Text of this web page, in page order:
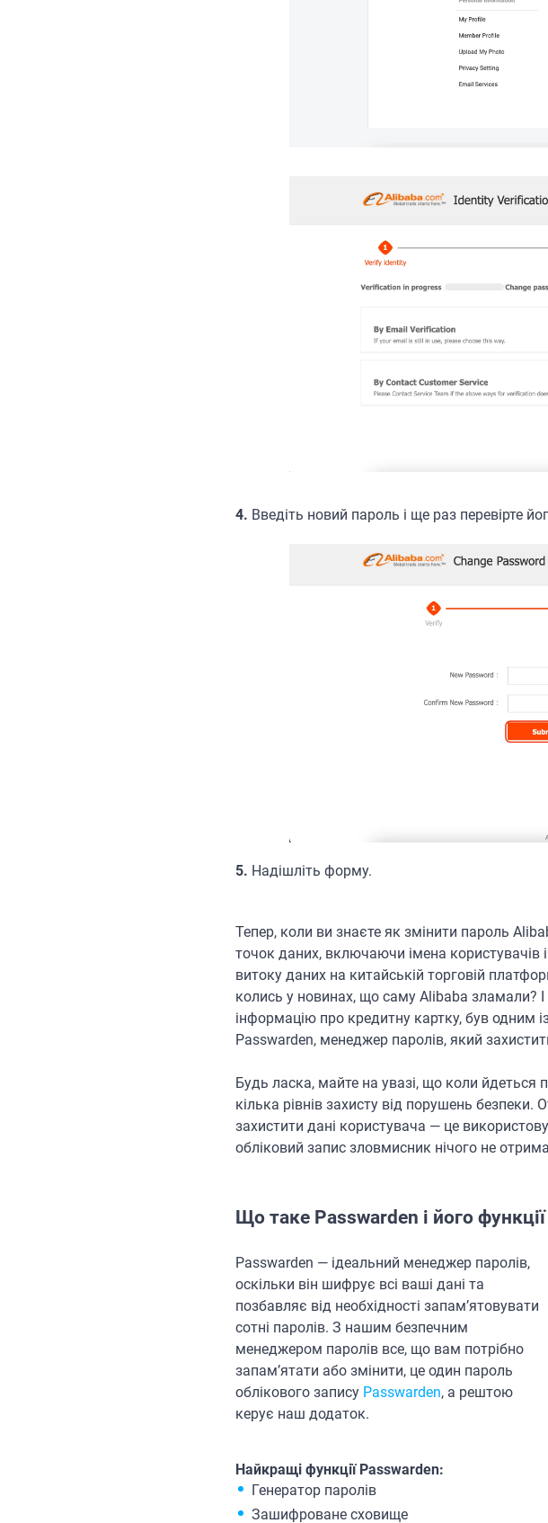
4. Введіть новий пароль і ще раз перевірте
5. Надішліть форму.
Тепер, коли ви знаєте як змінити пароль
точок даних, включаючи імена користувачів
витоку даних на китайській торговій
колись у новинах, що саму Alibaba зламали?
інформацію про кредитну картку, був одним
Passwarden, менеджер паролів, який
Будь ласка, майте на увазі, що коли йдеться
кілька рівнів захисту від порушень
захистити дані користувача — це
обліковий запис зловмисник нічого не
Що таке Passwarden і його функції
Passwarden — ідеальний менеджер паролів,
оскільки він шифрує всі ваші дані та
позбавляє від необхідності запам’ятовувати
сотні паролів. З нашим безпечним
менеджером паролів все, що вам потрібно
запам’ятати або змінити, це один пароль
облікового запису Passwarden, а рештою
керує наш додаток.
Найкращі функції Passwarden:
Генератор паролів
Зашифроване сховище